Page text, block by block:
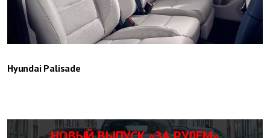
Hyundai Palisade